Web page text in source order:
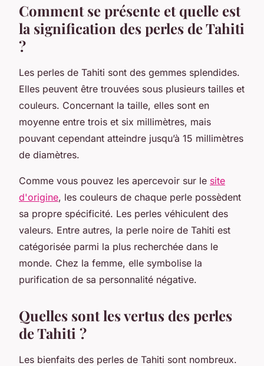
Comment se présente et quelle est
la signification des perles de Tahiti
?
Les perles de Tahiti sont des gemmes splendides.
Elles peuvent être trouvées sous plusieurs tailles et
couleurs. Concernant la taille, elles sont en
moyenne entre trois et six millimètres, mais
pouvant cependant atteindre jusqu’à 15 millimètres
de diamètres.
Comme vous pouvez les apercevoir sur le site
d'origine, les couleurs de chaque perle possèdent
sa propre spécificité. Les perles véhiculent des
valeurs. Entre autres, la perle noire de Tahiti est
catégorisée parmi la plus recherchée dans le
monde. Chez la femme, elle symbolise la
purification de sa personnalité négative.
Quelles sont les vertus des perles
de Tahiti ?
Les bienfaits des perles de Tahiti sont nombreux.